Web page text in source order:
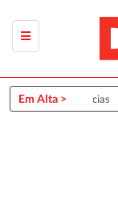
Em Alta >
Últimas Notícias